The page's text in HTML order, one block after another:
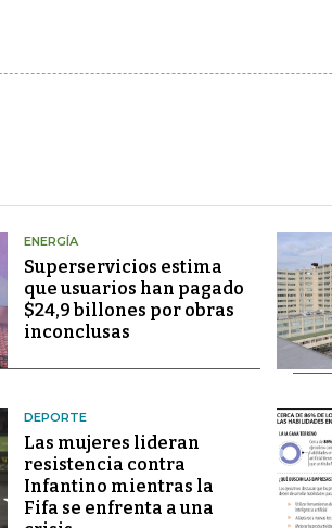
ENERGÍA
Superservicios estima
que usuarios han pagado
$24,9 billones por obras
inconclusas
DEPORTE
Las mujeres lideran
resistencia contra
Infantino mientras la
Fifa se enfrenta a una